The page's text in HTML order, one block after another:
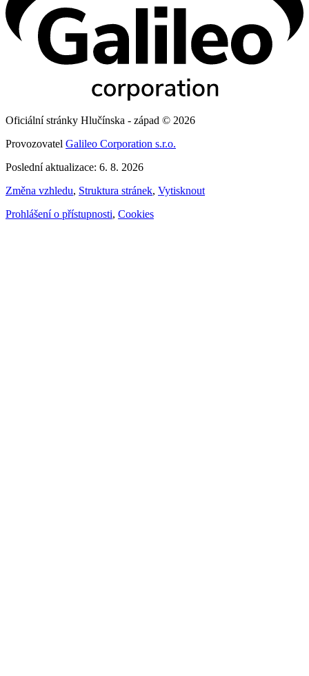
Oficiální stránky Hlučínska - západ © 2026
Provozovatel Galileo Corporation s.r.o.
Poslední aktualizace: 6. 8. 2026
Změna vzhledu, Struktura stránek, Vytisknout
Prohlášení o přístupnosti, Cookies